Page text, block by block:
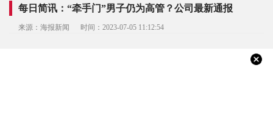
每日简讯：“牵手门”男子仍为高管？公司最新通报
来源：海报新闻 时间：2023-07-05 11:12:54